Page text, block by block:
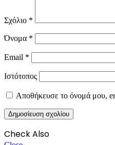
Σχόλιο *
Όνομα *
Email *
Ιστότοπος
Αποθήκευσε το όνομά μου,
Check Also